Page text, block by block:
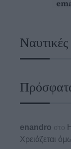
Ναυτικές
enandro στο
Χρειάζεται